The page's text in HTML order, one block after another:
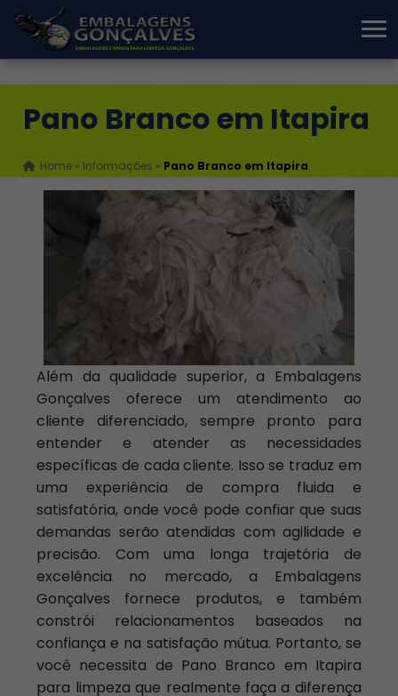
Pano Branco em Itapira
Home » Informações » Pano Branco em Itapira
Além da qualidade superior, a Embalagens
Gonçalves oferece um atendimento ao
cliente diferenciado, sempre pronto para
entender e atender as necessidades
específicas de cada cliente. Isso se traduz em
uma experiência de compra fluida e
satisfatória, onde você pode confiar que suas
demandas serão atendidas com agilidade e
precisão. Com uma longa trajetória de
excelência no mercado, a Embalagens
Gonçalves fornece produtos, e também
constrói relacionamentos baseados na
confiança e na satisfação mútua. Portanto, se
você necessita de Pano Branco em Itapira
para limpeza que realmente faça a diferença